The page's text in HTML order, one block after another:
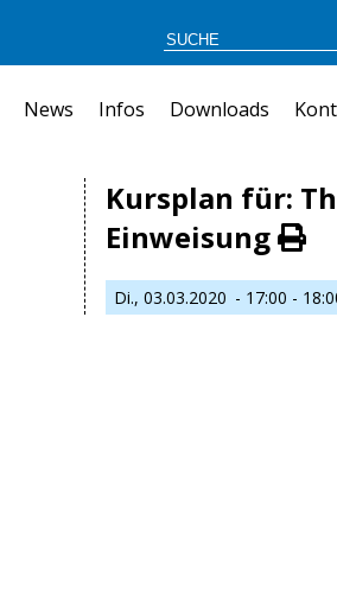
News Infos Downloads
Kursplan für:
Einweisung
Di., 03.03.2020 - 17:00 -